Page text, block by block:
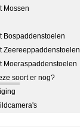
Mossen
Bospaddenstoelen
Zeereeppaddenstoelen
Moeraspaddenstoelen
soort er nog?